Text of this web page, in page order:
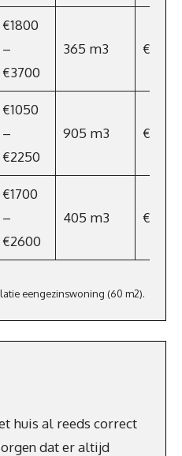
€1800
–
€3700
365 m3 €256
€1050
–
€2250
905 m3 €634
€1700
–
€2600
405 m3
eengezinswoning (60 m2).
huis al reeds correct
dat er altijd